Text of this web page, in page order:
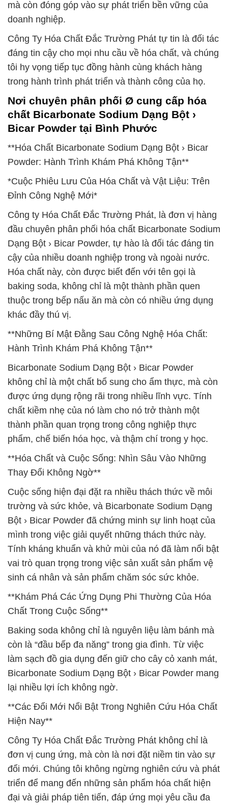
mà còn đóng góp vào sự phát triển bền vững của
doanh nghiệp.
Công Ty Hóa Chất Đắc Trường Phát tự tin là đối tác
đáng tin cậy cho mọi nhu cầu về hóa chất, và chúng
tôi hy vọng tiếp tục đồng hành cùng khách hàng
trong hành trình phát triển và thành công của họ.
Nơi chuyên phân phối Ø cung cấp hóa
chất Bicarbonate Sodium Dạng Bột ›
Bicar Powder tại Bình Phước
**Hóa Chất Bicarbonate Sodium Dạng Bột › Bicar
Powder: Hành Trình Khám Phá Không Tận**
*Cuộc Phiêu Lưu Của Hóa Chất và Vật Liệu: Trên
Đỉnh Công Nghệ Mới*
Công ty Hóa Chất Đắc Trường Phát, là đơn vị hàng
đầu chuyên phân phối hóa chất Bicarbonate Sodium
Dạng Bột › Bicar Powder, tự hào là đối tác đáng tin
cậy của nhiều doanh nghiệp trong và ngoài nước.
Hóa chất này, còn được biết đến với tên gọi là
baking soda, không chỉ là một thành phần quen
thuộc trong bếp nấu ăn mà còn có nhiều ứng dụng
khác đầy thú vị.
**Những Bí Mật Đằng Sau Công Nghệ Hóa Chất:
Hành Trình Khám Phá Không Tận**
Bicarbonate Sodium Dạng Bột › Bicar Powder
không chỉ là một chất bổ sung cho ẩm thực, mà còn
được ứng dụng rộng rãi trong nhiều lĩnh vực. Tính
chất kiềm nhẹ của nó làm cho nó trở thành một
thành phần quan trọng trong công nghiệp thực
phẩm, chế biến hóa học, và thậm chí trong y học.
**Hóa Chất và Cuộc Sống: Nhìn Sâu Vào Những
Thay Đổi Không Ngờ**
Cuộc sống hiện đại đặt ra nhiều thách thức về môi
trường và sức khỏe, và Bicarbonate Sodium Dạng
Bột › Bicar Powder đã chứng minh sự linh hoạt của
mình trong việc giải quyết những thách thức này.
Tính kháng khuẩn và khử mùi của nó đã làm nổi bật
vai trò quan trọng trong việc sản xuất sản phẩm vệ
sinh cá nhân và sản phẩm chăm sóc sức khỏe.
**Khám Phá Các Ứng Dụng Phi Thường Của Hóa
Chất Trong Cuộc Sống**
Baking soda không chỉ là nguyên liệu làm bánh mà
còn là “đầu bếp đa năng” trong gia đình. Từ việc
làm sạch đồ gia dụng đến giữ cho cây cỏ xanh mát,
Bicarbonate Sodium Dạng Bột › Bicar Powder mang
lại nhiều lợi ích không ngờ.
**Các Đổi Mới Nổi Bật Trong Nghiên Cứu Hóa Chất
Hiện Nay**
Công Ty Hóa Chất Đắc Trường Phát không chỉ là
đơn vị cung ứng, mà còn là nơi đặt niềm tin vào sự
đổi mới. Chúng tôi không ngừng nghiên cứu và phát
triển để mang đến những sản phẩm hóa chất hiện
đại và giải pháp tiên tiến, đáp ứng mọi yêu cầu đa